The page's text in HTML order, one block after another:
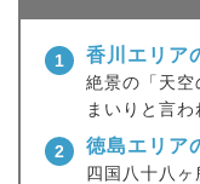
1 香川エリア
絶景の「天空
まいりと言わ
2 徳島エリア
四国八十八